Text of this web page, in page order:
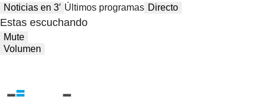
Noticias en 3′ Últimos programas Directo
Estas escuchando
Mute
Volumen